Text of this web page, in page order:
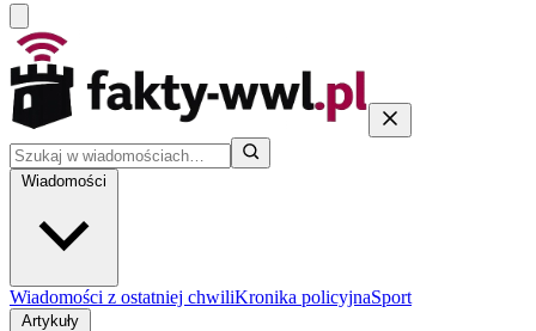
Wiadomości
Wiadomości z ostatniej chwiliKronika policyjnaSport
Artykuły